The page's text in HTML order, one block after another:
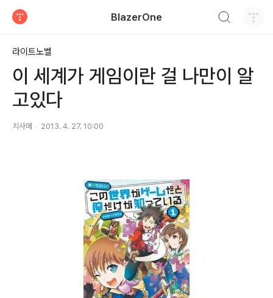
BlazerOne
라이트노벨
이 세계가 게임이란 걸 나만이 알
고있다
치사메 2013. 4. 27. 10:00